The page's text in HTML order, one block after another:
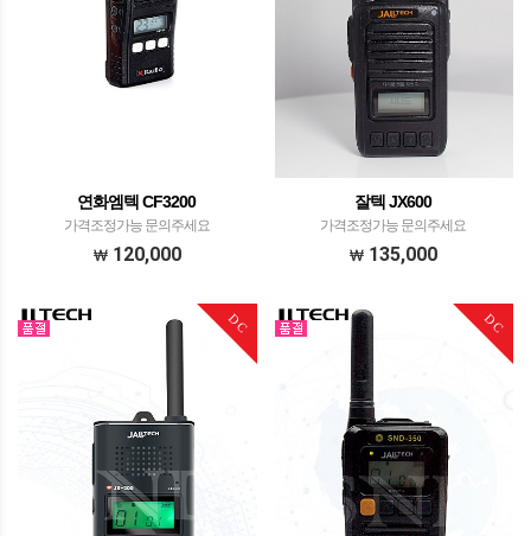
연화엠텍 CF3200
가격조정가능 문의주세요
120,000
잘텍 JX600
가격조정가능 문의주세요
135,000
DC DC